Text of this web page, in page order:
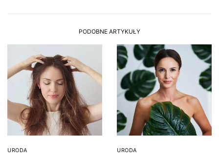
PODOBNE ARTYKUŁY
URODA URODA